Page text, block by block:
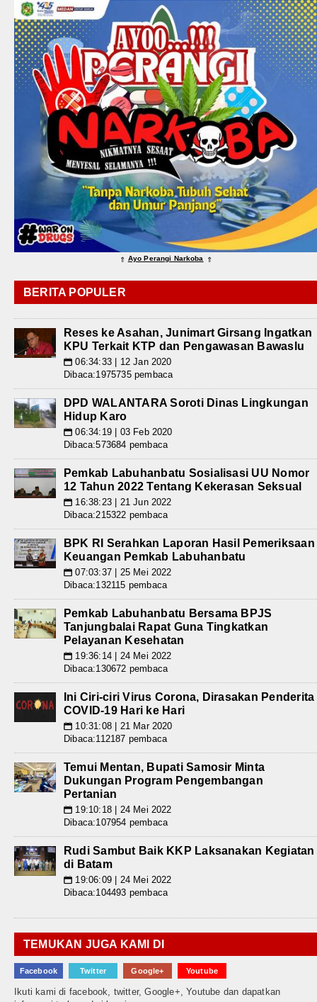
⇑ Ayo Perangi Narkoba ⇑
BERITA POPULER
Reses ke Asahan, Junimart Girsang Ingatkan
KPU Terkait KTP dan Pengawasan Bawaslu
📅 06:34:33 | 12 Jan 2020
Dibaca:1975735 pembaca
DPD WALANTARA Soroti Dinas Lingkungan
Hidup Karo
📅 06:34:19 | 03 Feb 2020
Dibaca:573684 pembaca
Pemkab Labuhanbatu Sosialisasi UU Nomor
12 Tahun 2022 Tentang Kekerasan Seksual
📅 16:38:23 | 21 Jun 2022
Dibaca:215322 pembaca
BPK RI Serahkan Laporan Hasil Pemeriksaan
Keuangan Pemkab Labuhanbatu
📅 07:03:37 | 25 Mei 2022
Dibaca:132115 pembaca
Pemkab Labuhanbatu Bersama BPJS
Tanjungbalai Rapat Guna Tingkatkan
Pelayanan Kesehatan
📅 19:36:14 | 24 Mei 2022
Dibaca:130672 pembaca
Ini Ciri-ciri Virus Corona, Dirasakan Penderita
COVID-19 Hari ke Hari
📅 10:31:08 | 21 Mar 2020
Dibaca:112187 pembaca
Temui Mentan, Bupati Samosir Minta
Dukungan Program Pengembangan
Pertanian
📅 19:10:18 | 24 Mei 2022
Dibaca:107954 pembaca
Rudi Sambut Baik KKP Laksanakan Kegiatan
di Batam
📅 19:06:09 | 24 Mei 2022
Dibaca:104493 pembaca
TEMUKAN JUGA KAMI DI
Facebook Twitter Google+ Youtube
Ikuti kami di facebook, twitter, Google+, Youtube dan dapatkan